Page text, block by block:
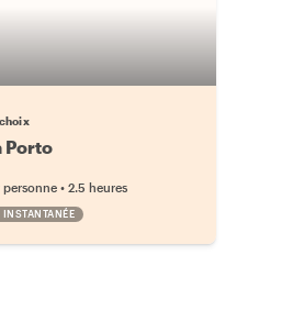
Porto
personne• 2.5 heures